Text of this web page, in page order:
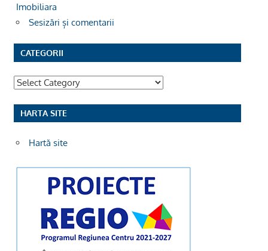
Imobiliara
Sesizări și comentarii
CATEGORII
Categorii
HARTA SITE
Hartă site